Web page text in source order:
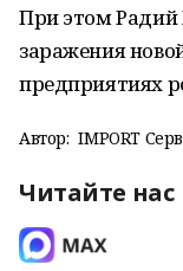
При этом Радий
заражения
предприятиях
Автор: IMPORT
Читайте нас